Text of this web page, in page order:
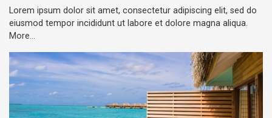
Lorem ipsum dolor sit amet, consectetur adipiscing elit, sed do
eiusmod tempor incididunt ut labore et dolore magna aliqua.
More...